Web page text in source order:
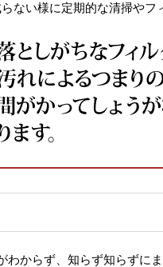
ない様に定期的な清掃やフ
からず、知らず知らずに